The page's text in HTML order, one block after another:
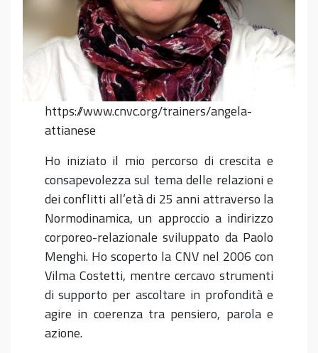
https://www.cnvc.org/trainers/angela-
attianese
Ho iniziato il mio percorso di crescita e
consapevolezza sul tema delle relazioni e
dei conflitti all’età di 25 anni attraverso la
Normodinamica, un approccio a indirizzo
corporeo-relazionale sviluppato da Paolo
Menghi. Ho scoperto la CNV nel 2006 con
Vilma Costetti, mentre cercavo strumenti
di supporto per ascoltare in profondità e
agire in coerenza tra pensiero, parola e
azione.